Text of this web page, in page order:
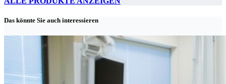
Das könnte Sie auch interessieren